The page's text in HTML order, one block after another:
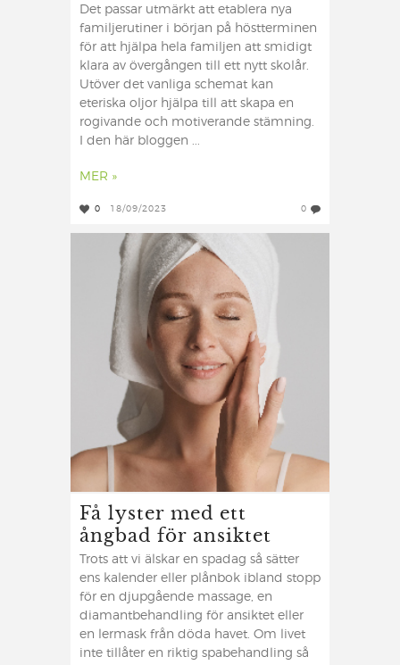
Det passar utmärkt att etablera nya
familjerutiner i början på höstterminen
för att hjälpa hela familjen att smidigt
klara av övergången till ett nytt skolår.
Utöver det vanliga schemat kan
eteriska oljor hjälpa till att skapa en
rogivande och motiverande stämning.
I den här bloggen ...
MER »
0 18/09/2023 0
Få lyster med ett
ångbad för ansiktet
Trots att vi älskar en spadag så sätter
ens kalender eller plånbok ibland stopp
för en djupgående massage, en
diamantbehandling för ansiktet eller
en lermask från döda havet. Om livet
inte tillåter en riktig spabehandling så